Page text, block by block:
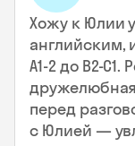
Хожу к Юлии
английским,
А1-2 до В2-С1.
перед
с Юлией —